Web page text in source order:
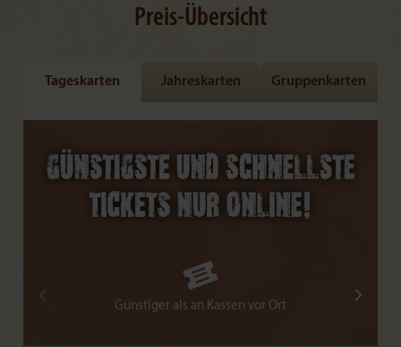
Preis-Übersicht
Tageskarten Jahreskarten Gruppenkarten
Günstiger als an Kassen vor Ort